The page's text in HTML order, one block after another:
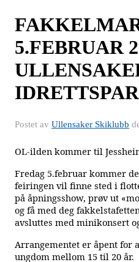
5.FEBRUAR
Postet av Ullensaker Skiklubb
OL-ilden kommer til
Fredag 5.februar kommer
feiringen vil finne sted i
på åpningsshow, prøv ut
og få med deg
avsluttes med minikonsert
Arrangementet er åpent for
ungdom mellom 15 til 20 år.